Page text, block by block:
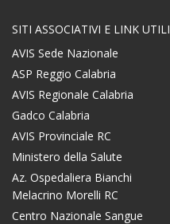
SITI ASSOCIATIVI E LINK UTILI
AVIS Sede Nazionale
ASP Reggio Calabria
AVIS Regionale Calabria
Gadco Calabria
AVIS Provinciale RC
Ministero della Salute
Az. Ospedaliera Bianchi
Melacrino Morelli RC
Centro Nazionale Sangue